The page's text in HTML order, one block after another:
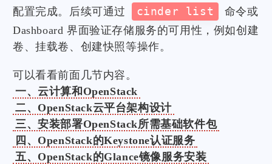
配置完成。后续可通过
cinder list
命令或
Dashboard 界面验证存储服务的可用性，例如创建
卷、挂载卷、创建快照等操作。
可以看看前面几节内容。
一、云计算和OpenStack
二、OpenStack云平台架构设计
三、安装部署OpenStack所需基础软件包
四、OpenStack的Keystone认证服务
五、OpenStack的Glance镜像服务安装